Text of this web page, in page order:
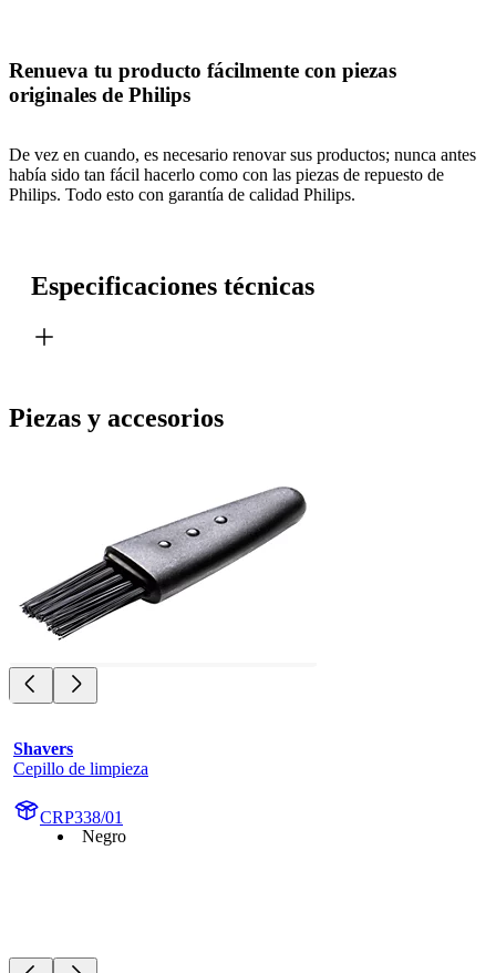
Renueva tu producto fácilmente con piezas
originales de Philips
De vez en cuando, es necesario renovar sus productos; nunca antes
había sido tan fácil hacerlo como con las piezas de repuesto de
Philips. Todo esto con garantía de calidad Philips.
Especificaciones técnicas
Piezas y accesorios
Shavers
Cepillo de limpieza
CRP338/01
Negro